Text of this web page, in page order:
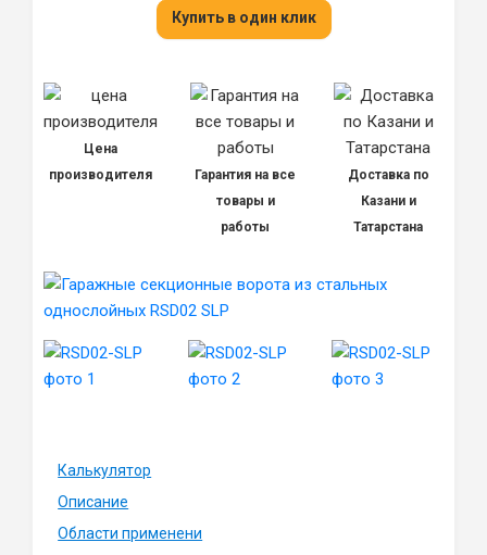
Купить в один клик
Цена
производителя
Гарантия на все
товары и
работы
Доставка по
Казани и
Татарстана
Калькулятор
Описание
Области применени